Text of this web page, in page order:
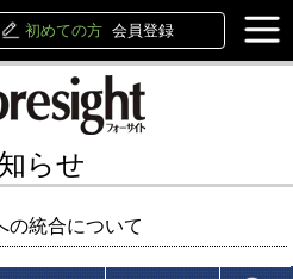
初めての方 会員登録
らせ
の統合について